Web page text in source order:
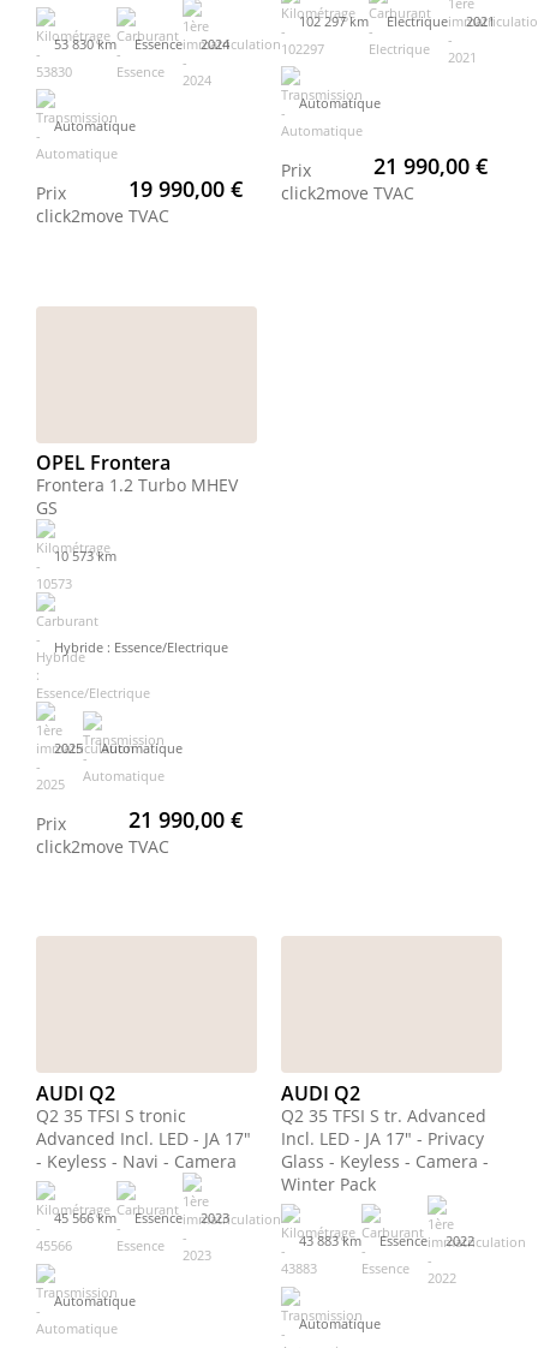
53 830 km Essence 2024
Automatique
Prix
click2move
19 990,00 €
TVAC
102 297 km Electrique 2021
Automatique
Prix
click2move
21 990,00 €
TVAC
OPEL Frontera
Frontera 1.2 Turbo MHEV
GS
10 573 km
Hybride : Essence/Electrique
2025 Automatique
Prix
click2move
21 990,00 €
TVAC
AUDI Q2
Q2 35 TFSI S tronic
Advanced Incl. LED - JA 17"
- Keyless - Navi - Camera
45 566 km Essence 2023
Automatique
AUDI Q2
Q2 35 TFSI S tr. Advanced
Incl. LED - JA 17" - Privacy
Glass - Keyless - Camera -
Winter Pack
43 883 km Essence 2022
Automatique